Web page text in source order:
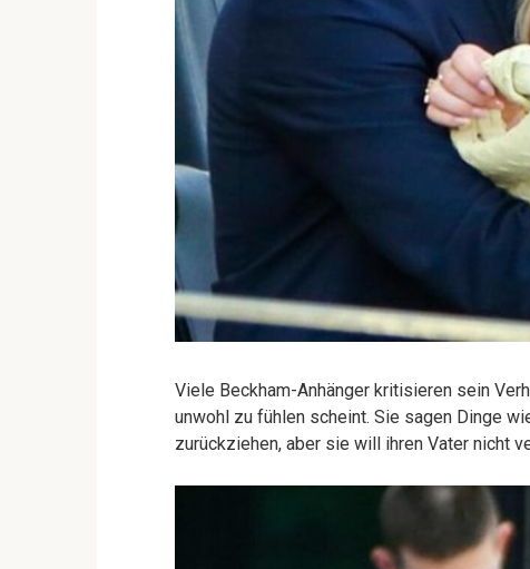
Viele Beckham-Anhänger kritisieren sein
unwohl zu fühlen scheint. Sie sagen Dinge
zurückziehen, aber sie will ihren Vater nicht